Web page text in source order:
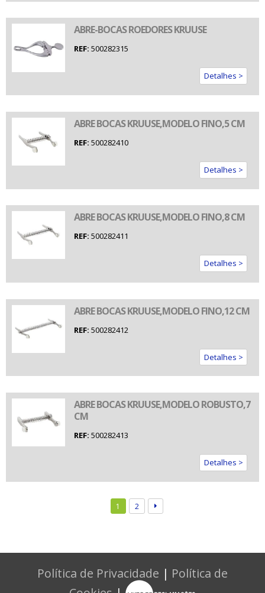
ABRE-BOCAS ROEDORES KRUUSE
REF: 500282315
Detalhes >
ABRE BOCAS KRUUSE,MODELO FINO,5 CM
REF: 500282410
Detalhes >
ABRE BOCAS KRUUSE,MODELO FINO,8 CM
REF: 500282411
Detalhes >
ABRE BOCAS KRUUSE,MODELO FINO,12 CM
REF: 500282412
Detalhes >
ABRE BOCAS KRUUSE,MODELO ROBUSTO,7
CM
REF: 500282413
Detalhes >
1 2
Política de Privacidade | Política de